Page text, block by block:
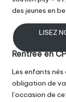
des jeunes en
LISEZ
Rentrée en
Les enfants nés
obligation de
l’occasion de